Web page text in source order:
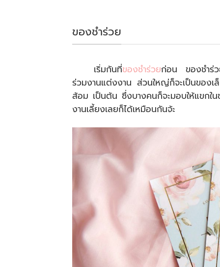
ของชำร่วย
เริ่มกันที่ของชำร่วยก่อน ของชำร่ว
ร่วมงานแต่งงาน ส่วนใหญ่ก็จะเป็นขอ
ส้อม เป็นต้น ซึ่งบางคนก็จะมอบให้แขกใ
งานเลี้ยงเลยก็ได้เหมือนกันจ้ะ